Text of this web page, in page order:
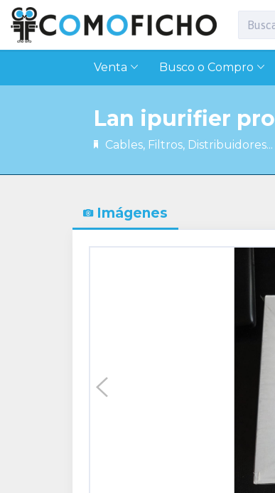
Venta Busco o Compro
Lan ipurifier pro
Cables, Filtros, Distribuidores...
Imágenes